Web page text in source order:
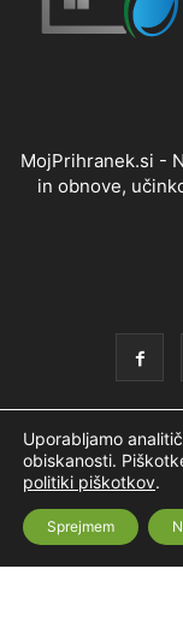
MojPrihranek.si -
in obnove,
Splošni
Uporabljamo
obiskanosti.
politiki piškotkov.
Sprejmem